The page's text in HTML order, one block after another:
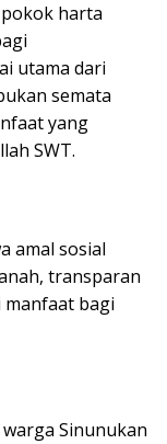
harta
utama dari
semata
yang
SWT.
amal sosial
transparan
bagi
Sinunukan